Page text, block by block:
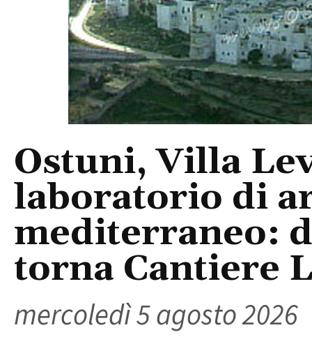
Ostuni, Villa
laboratorio di
mediterraneo:
torna Cantiere
mercoledì 5 agosto 2026